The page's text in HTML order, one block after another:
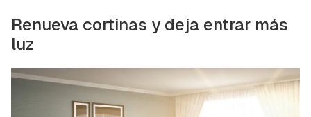
Renueva cortinas y deja entrar más
luz